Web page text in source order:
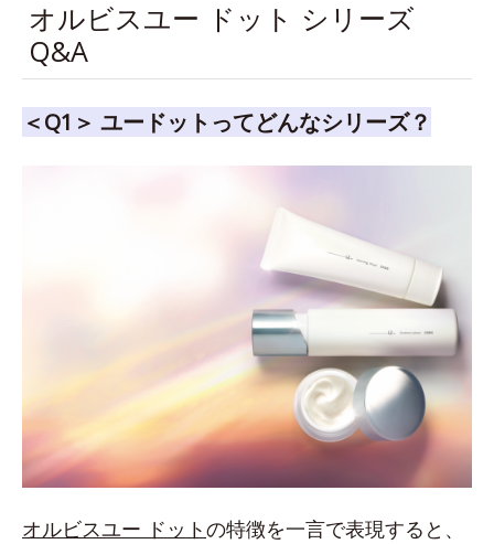
オルビスユー ドット シリーズ
Q&A
＜Q1＞ ユードットってどんなシリーズ？
オルビスユー ドットの特徴を一言で表現すると、